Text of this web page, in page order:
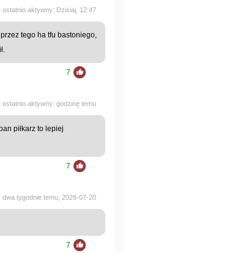
ostatnio aktywny: Dzisiaj, 12:47
tego ha tfu bastoniego,
7
ostatnio aktywny: godzinę temu
piłkarz to lepiej
7
tygodnie temu, 2026-07-20
7